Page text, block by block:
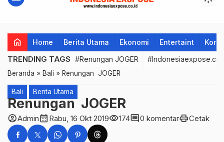
home Home Berita Utama Ekonomi Entertaint
TRENDING TAGS #Renungan JOGER
Beranda » Bali » Renungan JOGER
Bali Berita Utama
Renungan JOGER
account_circleAdmincalendar_month Rabu, 16 Okt 2019visibility174comment0 komentarprintCetak